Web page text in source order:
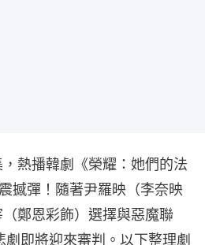
熱播韓劇《榮耀：她們的法
撼彈！隨著尹羅映（李奈映
鄭恩彩飾）選擇與惡魔聯
即將迎來審判。以下整理劇